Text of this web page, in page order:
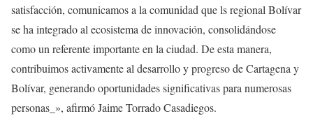
satisfacción, comunicamos a la comunidad que ls regional Bolívar
se ha integrado al ecosistema de innovación, consolidándose
como un referente importante en la ciudad. De esta manera,
contribuimos activamente al desarrollo y progreso de Cartagena y
Bolívar, generando oportunidades significativas para numerosas
personas_», afirmó Jaime Torrado Casadiegos.